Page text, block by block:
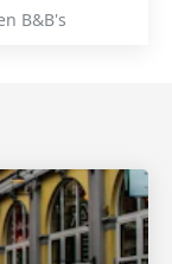
B&B's